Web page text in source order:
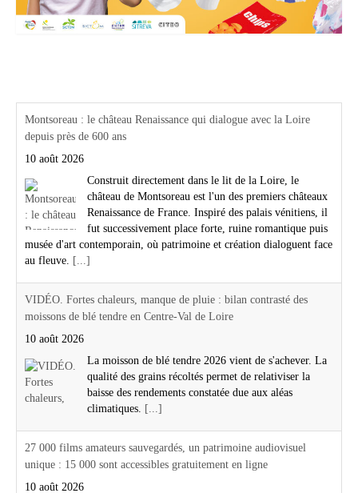
Montsoreau : le château Renaissance qui dialogue avec la Loire
depuis près de 600 ans
10 août 2026
Construit directement dans le lit de la Loire, le
château de Montsoreau est l'un des premiers châteaux
Renaissance de France. Inspiré des palais vénitiens, il
fut successivement place forte, ruine romantique puis
musée d'art contemporain, où patrimoine et création dialoguent face
au fleuve. [...]
VIDÉO. Fortes chaleurs, manque de pluie : bilan contrasté des
moissons de blé tendre en Centre-Val de Loire
10 août 2026
La moisson de blé tendre 2026 vient de s'achever. La
qualité des grains récoltés permet de relativiser la
baisse des rendements constatée due aux aléas
climatiques. [...]
27 000 films amateurs sauvegardés, un patrimoine audiovisuel
unique : 15 000 sont accessibles gratuitement en ligne
10 août 2026